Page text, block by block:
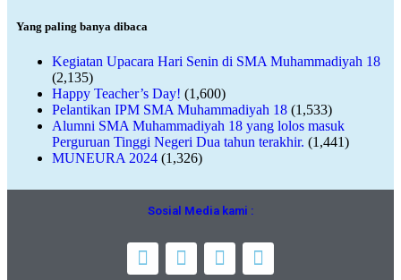
Yang paling banya dibaca
Kegiatan Upacara Hari Senin di SMA Muhammadiyah 18
(2,135)
Happy Teacher’s Day! (1,600)
Pelantikan IPM SMA Muhammadiyah 18 (1,533)
Alumni SMA Muhammadiyah 18 yang lolos masuk
Perguruan Tinggi Negeri Dua tahun terakhir. (1,441)
MUNEURA 2024 (1,326)
Sosial Media kami :